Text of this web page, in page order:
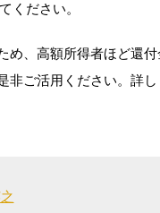
ください。
、高額所得者ほど還
非ご活用ください。詳